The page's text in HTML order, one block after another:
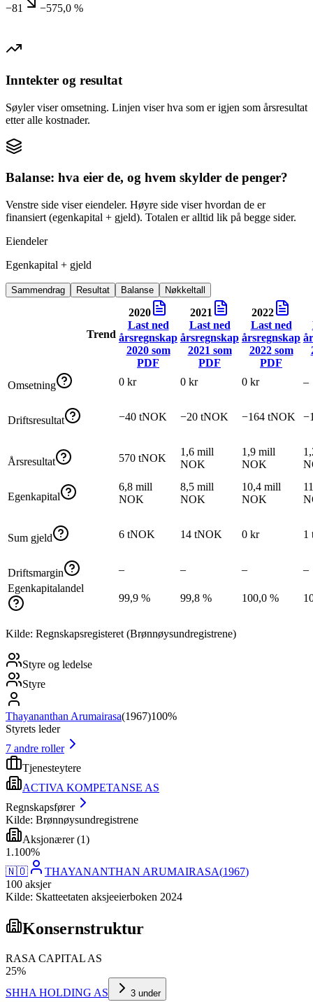
−81
−575,0 %
Inntekter og resultat
Søyler viser omsetning. Linjen viser hva som er igjen som årsresultat
etter alle kostnader.
Balanse: hva eier de, og hvem skylder de penger?
Venstre side viser eiendeler. Høyre side viser hvordan de er
finansiert (egenkapital + gjeld). Totalen er alltid lik på begge sider.
Eiendeler
Egenkapital + gjeld
Sammendrag Resultat Balanse Nøkkeltall
Trend
2020
Last ned
årsregnskap
2020som
PDF
2021
Last ned
årsregnskap
2021 som
PDF
2022
Last ned
årsregnskap
2022som
PDF
Omsetning 0 kr 0 kr 0 kr –
Driftsresultat −40 tNOK −20 tNOK −164 tNOK
Årsresultat 570 tNOK
1,6 mill
NOK
1,9 mill
NOK
Egenkapital
6,8 mill
NOK
8,5 mill
NOK
10,4 mill
NOK
Sum gjeld 6 tNOK 14 tNOK 0 kr 1
Driftsmargin – – –
–
Egenkapitalandel
99,9 %
99,8 % 100,0 %
Kilde: Regnskapsregisteret (Brønnøysundregistrene)
Styre og ledelse
Styre
Thayananthan Arumairasa(1967)100%
Styrets leder
7 andre roller
Tjenesteytere
ACTIVA KOMPETANSE AS
Regnskapsfører
Kilde: Brønnøysundregistrene
Aksjonærer(1)
1 .100%
🇳🇴
THAYANANTHAN ARUMAIRASA(1967)
100 aksjer
Kilde: Skatteetaten aksjeeierboken 2024
Konsernstruktur
RASA CAPITAL AS
25%
SHHA HOLDING AS
3 under